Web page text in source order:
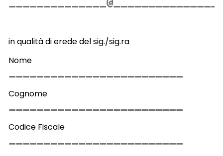
in qualità di erede del sig./sig.ra
Nome
Cognome
Codice Fiscale